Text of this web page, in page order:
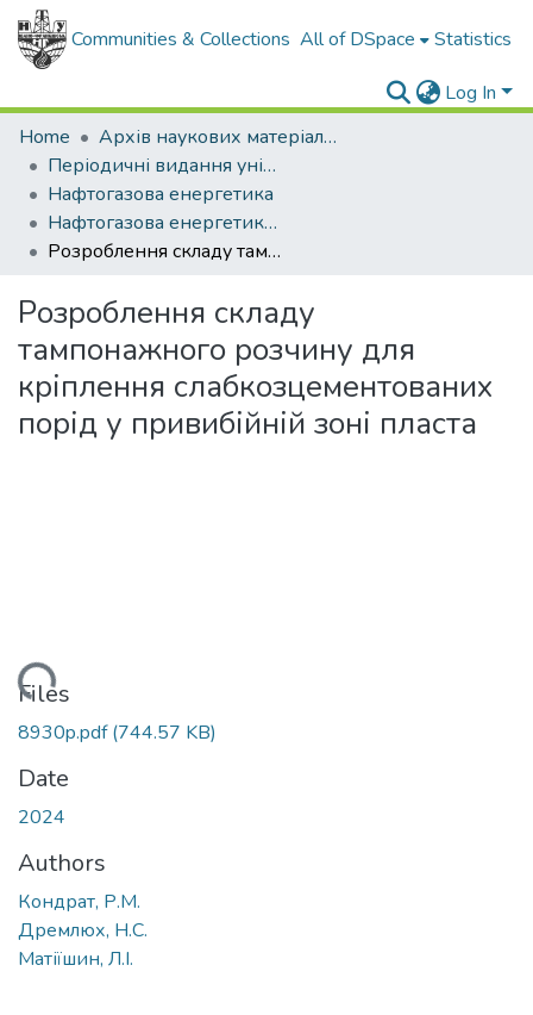
Communities & Collections All of DSpace Statistics
Log In
Home
Архів наукових матеріалів
Періодичні видання університету
Нафтогазова енергетика
Нафтогазова енергетика - 2024 - № 1.
Розроблення складу тампонажного розчину для кріплення слабкозцементованих порід у привибійній зоні пласта
Розроблення складу
тампонажного розчину для
кріплення слабкозцементованих
порід у привибійній зоні пласта
Files
8930p.pdf(744.57 KB)
Date
2024
Authors
Кондрат, Р.М.
Дремлюх, Н.С.
Матіїшин, Л.І.